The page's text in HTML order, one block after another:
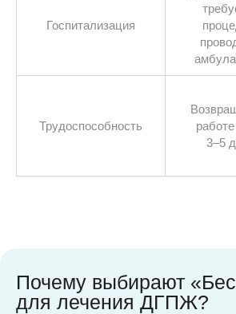
Госпитализация
Трудоспособность
3–5
Почему выбирают
для лечения ДГПЖ?